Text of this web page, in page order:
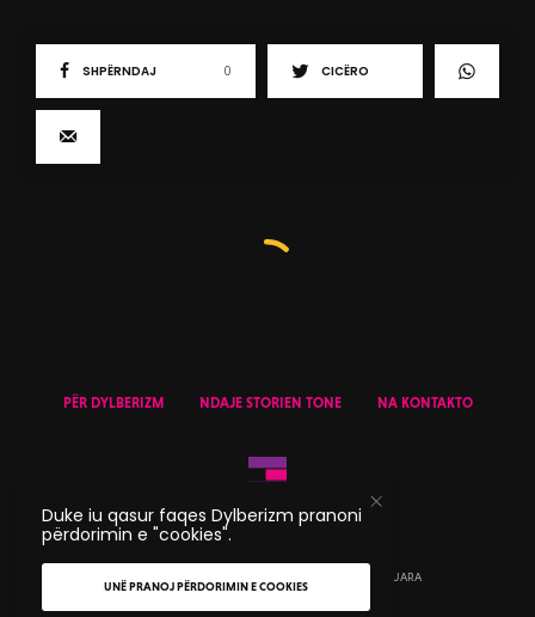
SHPËRNDAJ 0 CICËRO
PËR DYLBERIZM NDAJE STORIEN TONE NA KONTAKTO
© 2020 DYLBERIZM - TË GJITHA TË DREJTAT E REZERVUARA
Duke iu qasur faqes Dylberizm pranoni
përdorimin e "cookies".
UNË PRANOJ PËRDORIMIN E COOKIES